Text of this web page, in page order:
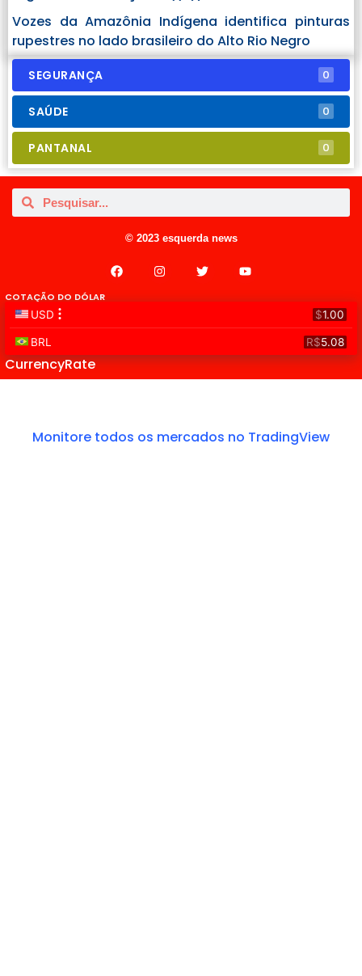
Vozes da Amazônia Indígena identifica pinturas
rupestres no lado brasileiro do Alto Rio Negro
SEGURANÇA 0
SAÚDE 0
PANTANAL 0
© 2023 esquerda news
COTAÇÃO DO DÓLAR
CurrencyRate
Monitore todos os mercados no TradingView